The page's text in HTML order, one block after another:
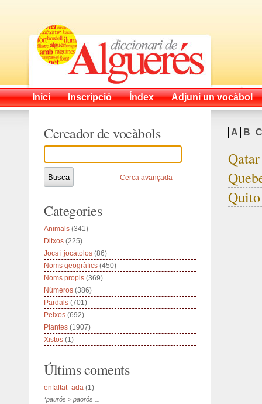
Inici Inscripció Índex Adjuni un vocàbol
A B C
Qatar
Quito
Cercador de vocàbols
Cerca avançada
Categories
Animals (341)
Ditxos (225)
Jocs i jocàtolos (86)
Noms geogràfics (450)
Noms propis (369)
Números (386)
Pardals (701)
Peixos (692)
Plantes (1907)
Xistos (1)
Últims coments
enfaltat -ada (1)
*paurós > paorós ...